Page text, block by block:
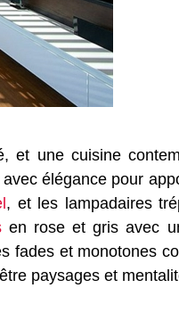
et une cuisine
élégance pour
, et les lampadaires
en rose et gris avec
fades et monotones
paysages et